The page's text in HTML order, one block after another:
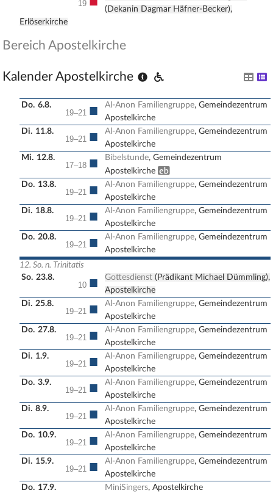
19
(Dekanin Dagmar Häfner-Becker),
Erlöserkirche
Bereich Apostelkirche
Kalender Apostelkirche
Do. 6.8.
19–21 ■ Al-Anon Familiengruppe, Gemeindezentrum
Apostelkirche
Di. 11.8.
19–21 ■ Al-Anon Familiengruppe, Gemeindezentrum
Apostelkirche
Mi. 12.8.
17–18 ■ Bibelstunde, Gemeindezentrum
Apostelkirche Erwachsenenbildung
Do. 13.8.
19–21 ■ Al-Anon Familiengruppe, Gemeindezentrum
Apostelkirche
Di. 18.8.
19–21 ■ Al-Anon Familiengruppe, Gemeindezentrum
Apostelkirche
Do. 20.8.
19–21 ■ Al-Anon Familiengruppe, Gemeindezentrum
Apostelkirche
12. So. n. Trinitatis
So. 23.8.
10 ■ Gottesdienst (Prädikant Michael Dümmling),
Apostelkirche
Di. 25.8.
19–21 ■ Al-Anon Familiengruppe, Gemeindezentrum
Apostelkirche
Do. 27.8.
19–21 ■ Al-Anon Familiengruppe, Gemeindezentrum
Apostelkirche
Di. 1.9.
19–21 ■ Al-Anon Familiengruppe, Gemeindezentrum
Apostelkirche
Do. 3.9.
19–21 ■ Al-Anon Familiengruppe, Gemeindezentrum
Apostelkirche
Di. 8.9.
19–21 ■ Al-Anon Familiengruppe, Gemeindezentrum
Apostelkirche
Do. 10.9.
19–21 ■ Al-Anon Familiengruppe, Gemeindezentrum
Apostelkirche
Di. 15.9.
19–21 ■ Al-Anon Familiengruppe, Gemeindezentrum
Apostelkirche
Do. 17.9. MiniSingers, Apostelkirche